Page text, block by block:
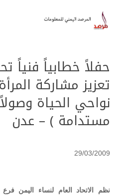
حفلاً خطابياً فنياً
تعزيز مشاركة
نواحي الحياة
مستدامة ) – عدن
29/03/2009
نظم الاتحاد العام لنساء اليمن